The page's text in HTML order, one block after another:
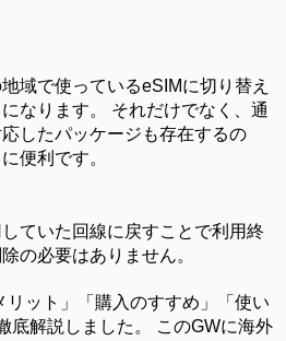
域で使っているeSIMに切り替え
なります。 それだけでなく、通
したパッケージも存在するの
便利です。
ていた回線に戻すことで利用終
の必要はありません。
リット」「購入のすすめ」「使い
底解説しました。 このGWに海外